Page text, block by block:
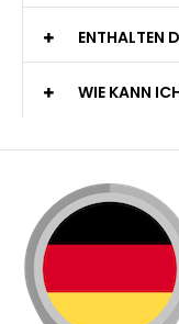
ENTHALTEN
WIE KANN